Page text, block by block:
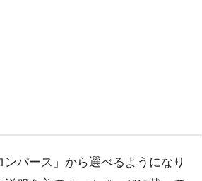
パース」から選べるようになり